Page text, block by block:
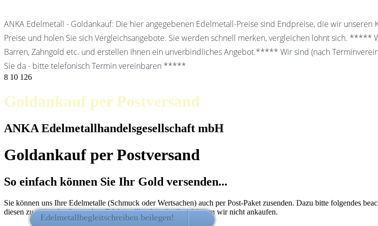
ANKA Edelmetall - Goldankauf: Die hier angegebenen Edelmetall-Preise sind Endpreise, die wir
Preise und holen Sie sich Vergleichsangebote. Sie werden schnell merken, vergleichen lohnt sich. *****
Barren, Zahngold etc. und erstellen Ihnen ein unverbindliches Angebot.***** Wir sind (nach
Sie da - bitte telefonisch Termin vereinbaren *****
8 10 126
Goldankauf per Postversand
ANKA Edelmetallhandelsgesellschaft mbH
Goldankauf per Postversand
So einfach können Sie Ihr Gold versenden...
Sie können uns Ihre Edelmetalle (Schmuck oder Wertsachen) auch per Post-Paket zusenden. Dazu bitte folgendes
diesen zu unterschreiben - ohneEdelmetallbegleitschreibenkönnen wir nicht ankaufen.
Edelmetallbegleitschreiben beilegen! HIER KOSTENLOS LADEN